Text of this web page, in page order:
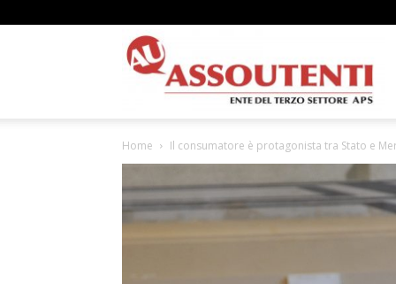
Home Il consumatore è protagonista tra Stato e